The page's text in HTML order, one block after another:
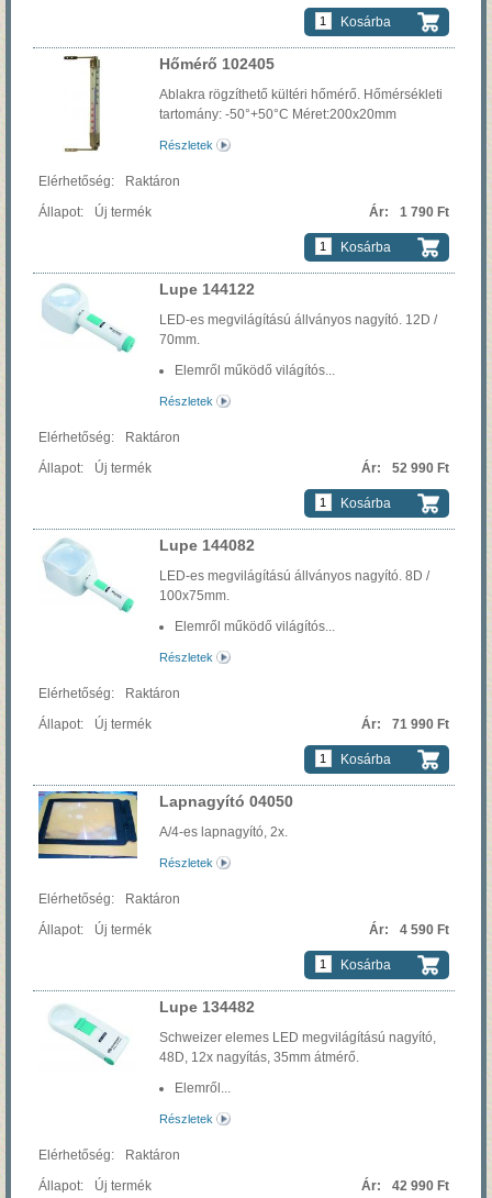
Kosárba
Hőmérő 102405
Ablakra rögzíthető kültéri hőmérő. Hőmérsékleti
tartomány: -50°+50°C Méret:200x20mm
Részletek
Raktáron
Új termék
1 790 Ft
Kosárba
Lupe 144122
LED-es megvilágítású állványos nagyító. 12D /
70mm.
Elemről működő világítós...
Részletek
Raktáron
Új termék
52 990 Ft
Kosárba
Lupe 144082
LED-es megvilágítású állványos nagyító. 8D /
100x75mm.
Elemről működő világítós...
Részletek
Raktáron
Új termék
71 990 Ft
Kosárba
Lapnagyító 04050
A/4-es lapnagyító, 2x.
Részletek
Raktáron
Új termék
4 590 Ft
Kosárba
Lupe 134482
Schweizer elemes LED megvilágítású nagyító,
48D, 12x nagyítás, 35mm átmérő.
Elemről...
Részletek
Raktáron
Új termék
42 990 Ft